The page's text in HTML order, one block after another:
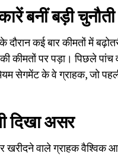
बनीं बड़ी चुनौती
दौरान कई बार कीमतों में
कीमतों पर पड़ा। पिछले पांच
सेगमेंट के वे ग्राहक, जो
दिखा असर
खरीदने वाले ग्राहक वैश्विक